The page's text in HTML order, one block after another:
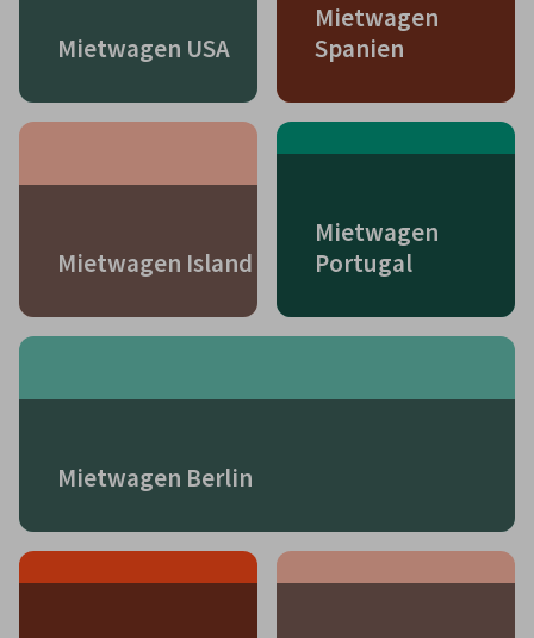
Mietwagen USA
Mietwagen
Spanien
Mietwagen Island
Mietwagen
Portugal
Mietwagen Berlin